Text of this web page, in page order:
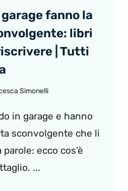
fanno la
libri
| Tutti
Simonelli
in garage e hanno
sconvolgente che li
ecco cos’è
...